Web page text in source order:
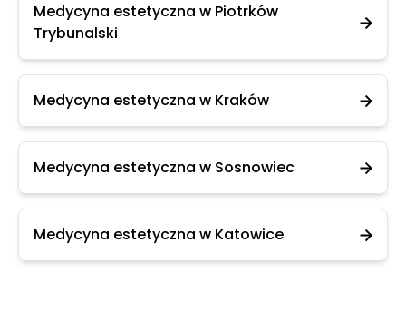
Medycyna estetyczna w Piotrków
Trybunalski
Medycyna estetyczna w Kraków
Medycyna estetyczna w Sosnowiec
Medycyna estetyczna w Katowice